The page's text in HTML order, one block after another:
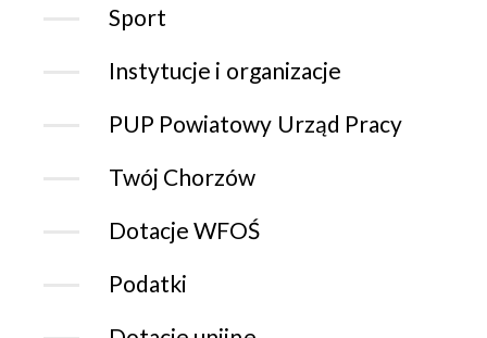
Sport
Instytucje i organizacje
PUP Powiatowy Urząd Pracy
Twój Chorzów
Dotacje WFOŚ
Podatki